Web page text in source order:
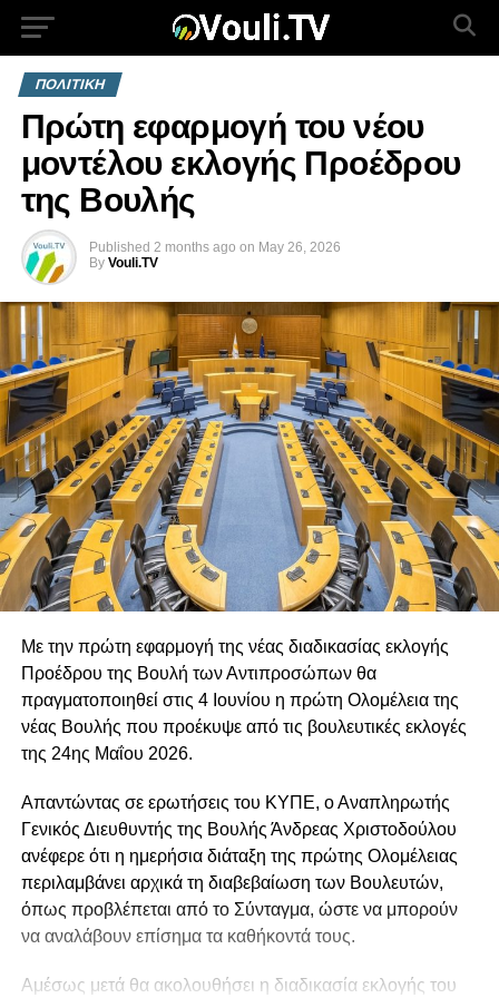
ΠΟΛΙΤΙΚΗ
Πρώτη εφαρμογή του νέου
μοντέλου εκλογής Προέδρου
της Βουλής
Published 2 months ago on May 26, 2026
By Vouli.TV
Με την πρώτη εφαρμογή της νέας διαδικασίας εκλογής
Προέδρου της Βουλή των Αντιπροσώπωνθα
πραγματοποιηθεί στις 4 Ιουνίου η πρώτη Ολομέλεια της
νέας Βουλής που προέκυψε από τις βουλευτικές εκλογές
της 24ης Μαΐου 2026.
Απαντώντας σε ερωτήσεις του ΚΥΠΕ, ο Αναπληρωτής
Γενικός Διευθυντής της Βουλής Άνδρεας Χριστοδούλου
ανέφερε ότι η ημερήσια διάταξη της πρώτης Ολομέλειας
περιλαμβάνει αρχικά τη διαβεβαίωση των Βουλευτών,
όπως προβλέπεται από το Σύνταγμα, ώστε να μπορούν
να αναλάβουν επίσημα τα καθήκοντά τους.
Αμέσως μετά θα ακολουθήσει η διαδικασία εκλογής του